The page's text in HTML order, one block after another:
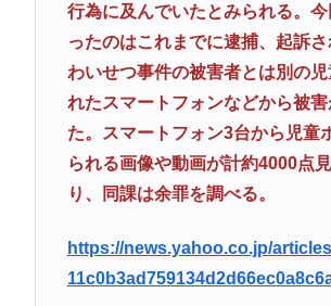
行為に及んでいたとみられる。
ったのはこれまでに逮捕、起訴
わいせつ事件の被害者とは別の児
れたスマートフォンなどから被害
た。スマートフォン3台から児童
られる画像や動画が計約4000点
り、同課は余罪を調べる。
https://news.yahoo.co.jp/